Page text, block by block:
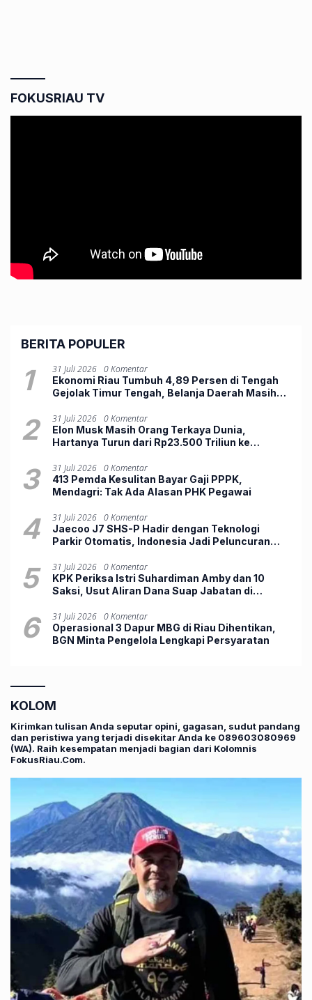
FOKUSRIAU TV
BERITA POPULER
1 31 Juli 2026 0 Komentar
Ekonomi Riau Tumbuh 4,89 Persen di Tengah
Gejolak Timur Tengah, Belanja Daerah Masih
2 31 Juli 2026 0 Komentar
Elon Musk Masih Orang Terkaya Dunia,
Hartanya Turun dari Rp23.500 Triliun ke
3 31 Juli 2026 0 Komentar
413 Pemda Kesulitan Bayar Gaji PPPK,
Mendagri: Tak Ada Alasan PHK Pegawai
4 31 Juli 2026 0 Komentar
Jaecoo J7 SHS-P Hadir dengan Teknologi
Parkir Otomatis, Indonesia Jadi Peluncuran
5 31 Juli 2026 0 Komentar
KPK Periksa Istri Suhardiman Amby dan 10
Saksi, Usut Aliran Dana Suap Jabatan di
6 31 Juli 2026 0 Komentar
Operasional 3 Dapur MBG di Riau Dihentikan,
BGN Minta Pengelola Lengkapi Persyaratan
KOLOM
Kirimkan tulisan Anda seputar opini, gagasan, sudut pandang
dan peristiwa yang terjadi disekitar Anda ke 089603080969
(WA). Raih kesempatan menjadi bagian dari Kolomnis
FokusRiau.Com.